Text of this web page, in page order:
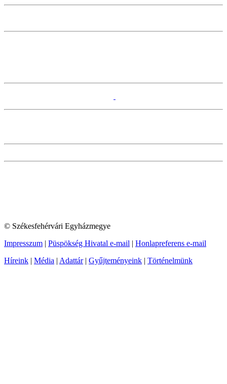
© Székesfehérvári Egyházmegye
Impresszum | Püspökség Hivatal e-mail | Honlapreferens e-mail
Híreink | Média | Adattár| Gyűjteményeink | Történelmünk